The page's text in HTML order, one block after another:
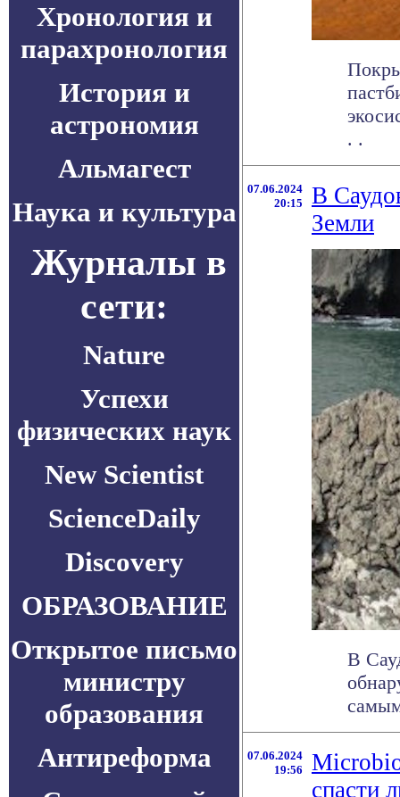
Хронология и
парахронология
История и
астрономия
Альмагест
Наука и культура
Журналы в
сети:
Nature
Успехи
физических наук
New Scientist
ScienceDaily
Discovery
ОБРАЗОВАНИЕ
Открытое письмо
министру
образования
Антиреформа
. .
07.06.2024
20:15
В
Земли
В
07.06.2024
19:56
спасти